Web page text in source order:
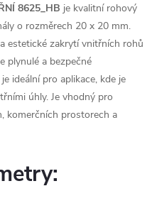
8625_HB je kvalitní rohový
o rozměrech 20 x 20 mm.
estetické zakrytí vnitřních rohů
plynulé a bezpečné
ideální pro aplikace, kde je
úhly. Je vhodný pro
komerčních prostorech a